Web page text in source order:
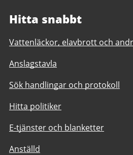
Hitta snabbt
Vattenläckor, elavbrott och
Anslagstavla
Sök handlingar och protokoll
Hitta politiker
E-tjänster och blanketter
Anställd